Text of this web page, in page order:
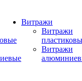
Витражи
Витражи
Витражи